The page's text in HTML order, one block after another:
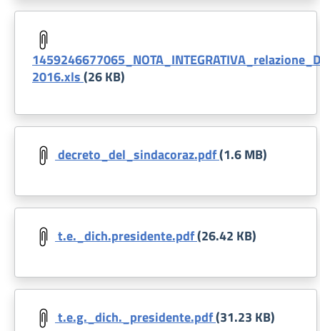
Document
2016.xls(26 KB)
Document
decreto_del_sindacoraz.pdf(1.6 MB)
Document
t.e._dich.presidente.pdf(26.42 KB)
Document
t.e.g._dich._presidente.pdf(31.23 KB)